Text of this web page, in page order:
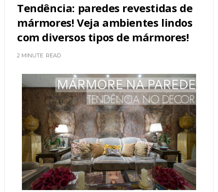
Tendência: paredes revestidas de
mármores! Veja ambientes lindos
com diversos tipos de mármores!
2 MINUTE READ